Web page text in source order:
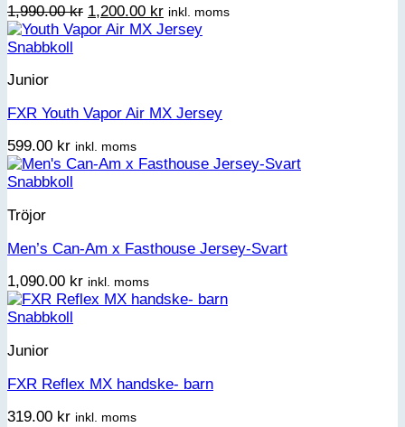
1,990.00kr Det
ursprungliga
1,200.00 krDet
nuvarande
inkl. moms
Snabbkoll
Junior
FXR Youth Vapor Air MX Jersey
599.00 kr inkl. moms
Snabbkoll
Tröjor
Men’s Can-Am x Fasthouse Jersey-Svart
1,090.00 kr inkl. moms
Snabbkoll
Junior
FXR Reflex MX handske- barn
319.00 kr inkl. moms